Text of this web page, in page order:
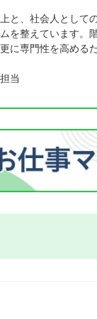
と、社会人として
を整えています。
に専門性を高める
当